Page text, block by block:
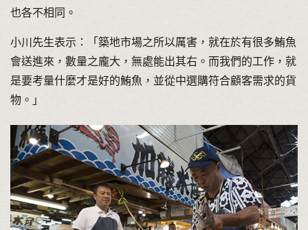
也各不相同。
小川先生表示：「築地市場之所以厲害，就在於有很多鮪魚
會送進來，數量之龐大，無處能出其右。而我們的工作，就
是要考量什麼才是好的鮪魚，並從中選購符合顧客需求的貨
物。」